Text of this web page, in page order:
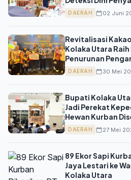
DAERAH 02 Juni
Revitalisasi
Kolaka Utara
Penurunan
Sulawesi
DAERAH 30 Mei
Bupati Kolaka
Jadi Perekat
Hewan Kurban
Limosin 996 Kg
DAERAH 27 Mei
89 Ekor Sapi
Jaya Lestari ke
Kolaka Utara